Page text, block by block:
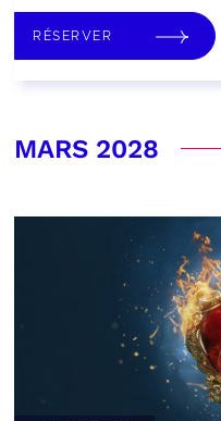
RÉSERVER
MARS 2028